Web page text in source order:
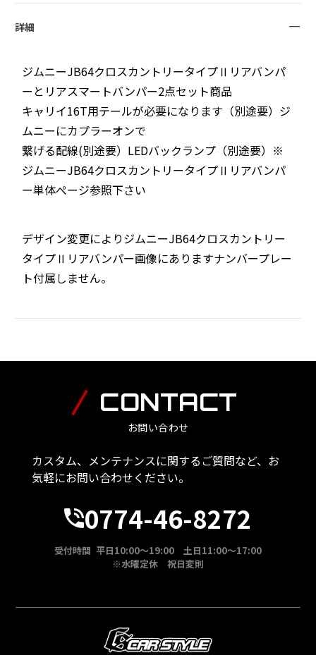
詳細
ジムニーJB64クロスカントリータイプⅡリアバンパ
ーとリアスマートバンパー2点セット商品
キャリイ16T用テールが必要になります（別途要）ジ
ムニーにカプラーオンで
繋げる配線(別途要）LEDバックランプ（別途要）※
ジムニーJB64クロスカントリータイプⅡリアバンパ
ー単体ぺージ参照下さい
デザイン変更によりジムニーJB64クロスカントリー
タイプⅡリアバンパー画像にありますナンバープレー
ト付属しません。
CONTACT
お問い合わせ
カスタム、メンテナンスに関するご質問など、お
気軽にお問い合わせください。
0774-46-8272
受付時間 平日10:00～19:00 土日11:00～17:00
※水曜定休 祝日変則